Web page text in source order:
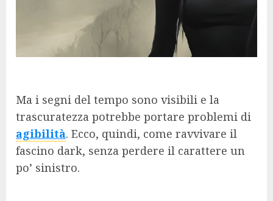
Ma i segni del tempo sono visibili e la
trascuratezza potrebbe portare problemi di
agibilità. Ecco, quindi, come ravvivare il
fascino dark, senza perdere il carattere un
po’ sinistro.